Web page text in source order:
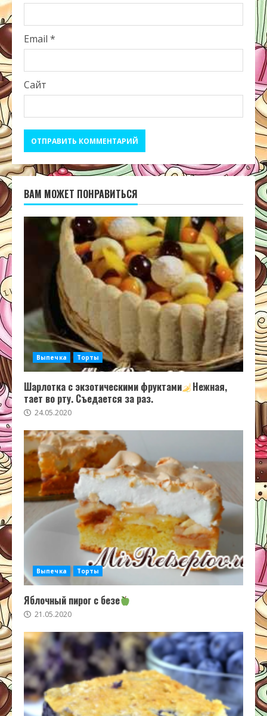
Email *
Сайт
ВАМ МОЖЕТ ПОНРАВИТЬСЯ
Выпечка Торты
Шарлотка с экзотическими фруктами
Нежная,
тает во рту. Съедается за раз.
24.05.2020
Выпечка Торты
Яблочный пирог с безе
21.05.2020